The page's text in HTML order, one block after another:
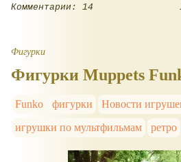
Комментарии: 14
Фигурки
Фигурки Muppets
Funko фигурки
Новости
игрушки по мультфильмам
ретро